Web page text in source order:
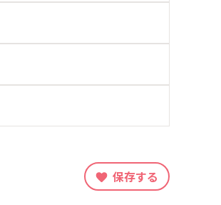
保存する